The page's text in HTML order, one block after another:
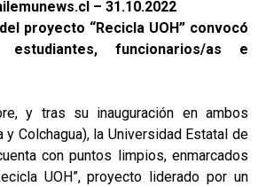
– 31.10.2022
proyecto “Recicla UOH” convocó
estudiantes, funcionarios/as e
y tras su inauguración en ambos
y Colchagua), la Universidad Estatal de
con puntos limpios, enmarcados
UOH”, proyecto liderado por un